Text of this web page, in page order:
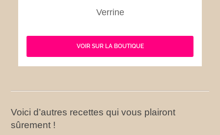
Verrine
VOIR SUR LA BOUTIQUE
Voici d’autres recettes qui vous plairont
sûrement !